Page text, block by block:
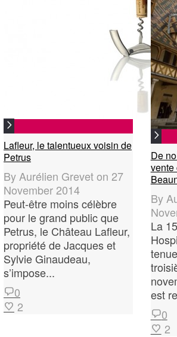
Lafleur, le talentueux voisin de
Petrus
By Aurélien Greveton 27
November 2014
Peut-être moins célèbre
pour le grand public que
Petrus, le Château Lafleur,
propriété de Jacques et
Sylvie Ginaudeau,
s’impose...
0
2
De
vente
By
La
est
0
2